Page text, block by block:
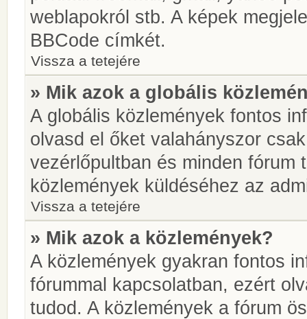
weblapokról stb. A képek
BBCode címkét.
Vissza a tetejére
» Mik azok a globális
A globális közlemények fontos
olvasd el őket valahányszor
vezérlőpultban és minden fórum
közlemények küldéséhez az
Vissza a tetejére
» Mik azok a közlemények?
A közlemények gyakran fontos
fórummal kapcsolatban, ezért
tudod. A közlemények a fórum